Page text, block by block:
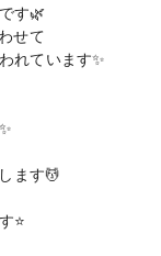
す🌿
せて
れています✨
ます💆
⭐️